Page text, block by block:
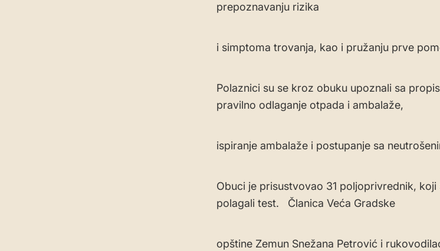
prepoznavanju rizika
i simptoma trovanja, kao i pružanju prve
Polaznici su se kroz obuku upoznali sa
pravilno odlaganje otpada i ambalaže,
ispiranje ambalaže i postupanje sa
Obuci je prisustvovao 31 poljoprivrednik, koji
polagali test. Članica Veća Gradske
opštine Zemun Snežana Petrović i